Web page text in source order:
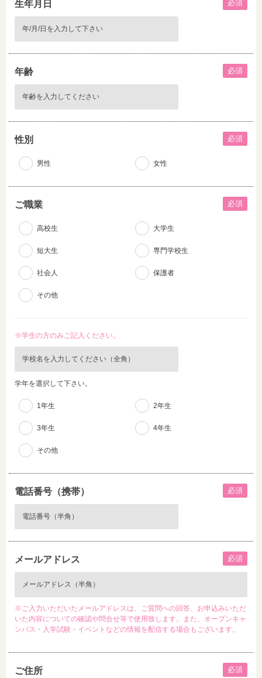
生年月日 必須
年齢 必須
性別 必須
男性 女性
ご職業 必須
高校生 大学生
短大生 専門学校生
社会人 保護者
その他
※学生の方のみご記入ください。
学年を選択して下さい。
1年生 2年生
3年生 4年生
その他
電話番号（携帯） 必須
メールアドレス 必須
※ご入力いただいたメールアドレスは、ご質問への回答、お申込みいただ
いた内容についての確認や問合せ等で使用致します。また、オープンキャ
ンパス・入学試験・イベントなどの情報を配信する場合もございます。
ご住所 必須